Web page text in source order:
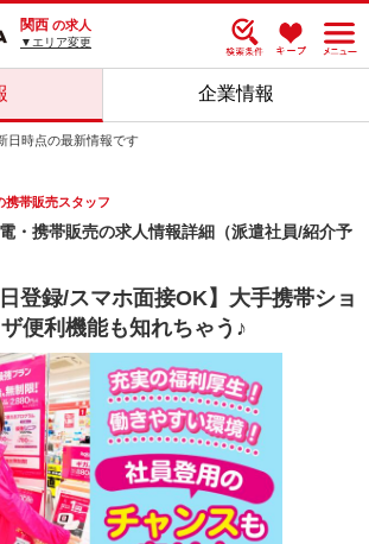
関西 の求人
▼エリア変更
企業情報
日時点の最新情報です
携帯販売スタッフ
・携帯販売の求人情報詳細（派遣社員/紹介予
録/スマホ面接OK】大手携帯ショ
便利機能も知れちゃう♪